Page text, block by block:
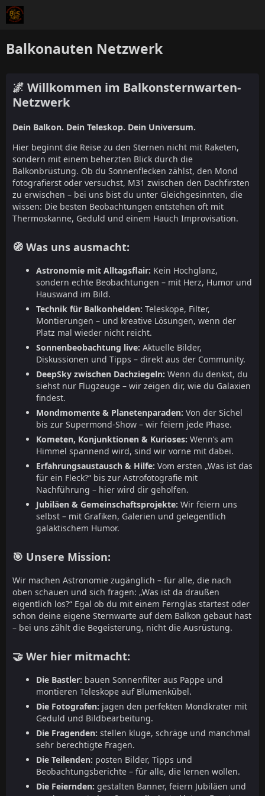
Balkonauten Netzwerk
🌌 Willkommen im Balkonsternwarten-
Netzwerk
Dein Balkon. Dein Teleskop. Dein Universum.
Hier beginnt die Reise zu den Sternen nicht mit Raketen,
sondern mit einem beherzten Blick durch die
Balkonbrüstung. Ob du Sonnenflecken zählst, den Mond
fotografierst oder versuchst, M31 zwischen den Dachfirsten
zu erwischen – bei uns bist du unter Gleichgesinnten, die
wissen: Die besten Beobachtungen entstehen oft mit
Thermoskanne, Geduld und einem Hauch Improvisation.
🧭 Was uns ausmacht:
Astronomie mit Alltagsflair: Kein Hochglanz,
sondern echte Beobachtungen – mit Herz, Humor und
Hauswand im Bild.
Technik für Balkonhelden: Teleskope, Filter,
Montierungen – und kreative Lösungen, wenn der
Platz mal wieder nicht reicht.
Sonnenbeobachtung live: Aktuelle Bilder,
Diskussionen und Tipps – direkt aus der Community.
DeepSky zwischen Dachziegeln: Wenn du denkst, du
siehst nur Flugzeuge – wir zeigen dir, wie du Galaxien
findest.
Mondmomente & Planetenparaden: Von der Sichel
bis zur Supermond-Show – wir feiern jede Phase.
Kometen, Konjunktionen & Kurioses: Wenn’s am
Himmel spannend wird, sind wir vorne mit dabei.
Erfahrungsaustausch & Hilfe: Vom ersten „Was ist das
für ein Fleck?“ bis zur Astrofotografie mit
Nachführung – hier wird dir geholfen.
Jubiläen & Gemeinschaftsprojekte: Wir feiern uns
selbst – mit Grafiken, Galerien und gelegentlich
galaktischem Humor.
🎯 Unsere Mission:
Wir machen Astronomie zugänglich – für alle, die nach
oben schauen und sich fragen: „Was ist da draußen
eigentlich los?“ Egal ob du mit einem Fernglas startest oder
schon deine eigene Sternwarte auf dem Balkon gebaut hast
– bei uns zählt die Begeisterung, nicht die Ausrüstung.
🤝 Wer hier mitmacht:
Die Bastler: bauen Sonnenfilter aus Pappe und
montieren Teleskope auf Blumenkübel.
Die Fotografen: jagen den perfekten Mondkrater mit
Geduld und Bildbearbeitung.
Die Fragenden: stellen kluge, schräge und manchmal
sehr berechtigte Fragen.
Die Teilenden: posten Bilder, Tipps und
Beobachtungsberichte – für alle, die lernen wollen.
Die Feiernden: gestalten Banner, feiern Jubiläen und